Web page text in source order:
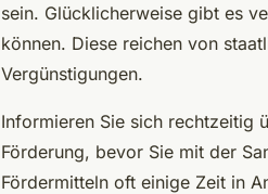
sein. Glücklicherweise gibt es
können. Diese reichen von
Vergünstigungen.
Informieren Sie sich rechtzeitig
Förderung, bevor Sie mit der
Fördermitteln oft einige Zeit in